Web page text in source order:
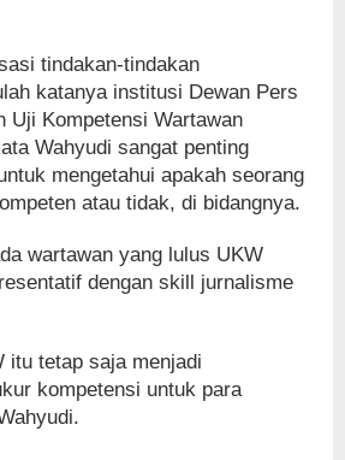
tindakan-tindakan
katanya institusi Dewan Pers
Uji Kompetensi Wartawan
Wahyudi sangat penting
mengetahui apakah seorang
atau tidak, di bidangnya.
wartawan yang lulus UKW
dengan skill jurnalisme
itu tetap saja menjadi
kompetensi untuk para